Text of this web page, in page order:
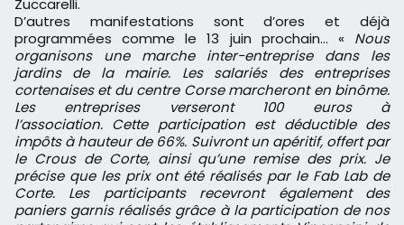
Zuccarelli.
D’autres manifestations sont d’ores et déjà
programmées comme le 13 juin prochain… « Nous
organisons une marche inter-entreprise dans les
jardins de la mairie. Les salariés des entreprises
cortenaises et du centre Corse marcheront en binôme.
Les entreprises verseront 100 euros à
l’association. Cette participation est déductible des
impôts à hauteur de 66%. Suivront un apéritif, offert par
le Crous de Corte, ainsi qu’une remise des prix. Je
précise que les prix ont été réalisés par le Fab Lab de
Corte. Les participants recevront également des
paniers garnis réalisés grâce à la participation de nos